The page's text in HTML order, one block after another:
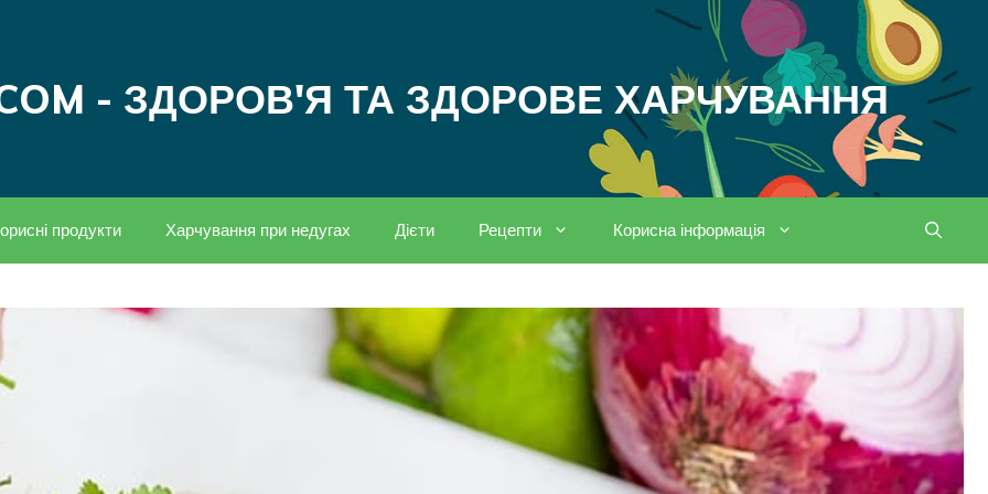
- ЗДОРОВ'Я ТА ЗДОРОВЕ ХАРЧУВАННЯ
продукти Харчування при недугах Дієти Рецепти Корисна інформація